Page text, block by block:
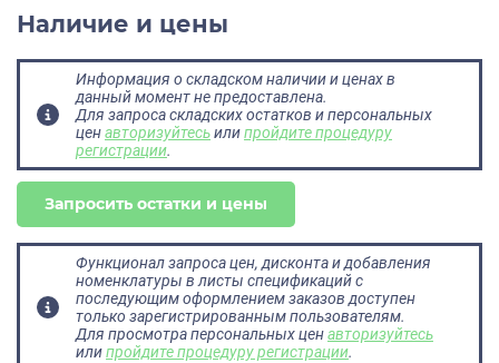
Наличие и цены
Информация о складском наличии и ценах в
данный момент не предоставлена.
Для запроса складских остатков и персональных
ценавторизуйтесьилипройдите процедуру
регистрации.
Запросить остатки и цены
Функционал запроса цен, дисконта и добавления
номенклатуры в листы спецификаций с
последующим оформлением заказов доступен
только зарегистрированным пользователям.
Для просмотра персональных ценавторизуйтесь
илипройдите процедуру регистрации.